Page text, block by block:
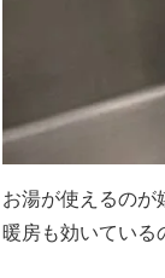
お湯が使えるのが
暖房も効いている